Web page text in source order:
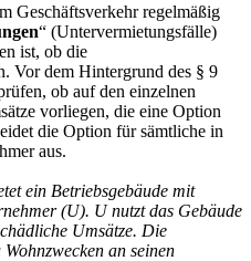
Geschäftsverkehr regelmäßig
“ (Untervermietungsfälle)
ist, ob die
Vor dem Hintergrund des § 9
ob auf den einzelnen
vorliegen, die eine Option
die Option für sämtliche in
aus.
ein Betriebsgebäude mit
(U). U nutzt das Gebäude
Umsätze. Die
an seinen